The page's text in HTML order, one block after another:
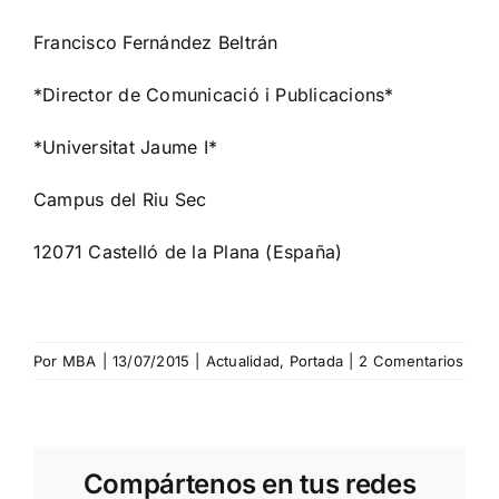
Francisco Fernández Beltrán
*Director de Comunicació i Publicacions*
*Universitat Jaume I*
Campus del Riu Sec
12071 Castelló de la Plana (España)
Por MBA 13/07/2015 Actualidad, Portada 2 Comentarios
Compártenos en tus redes